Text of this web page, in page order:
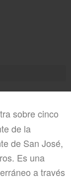
sobre cinco
de la
de San José,
Es una
a través